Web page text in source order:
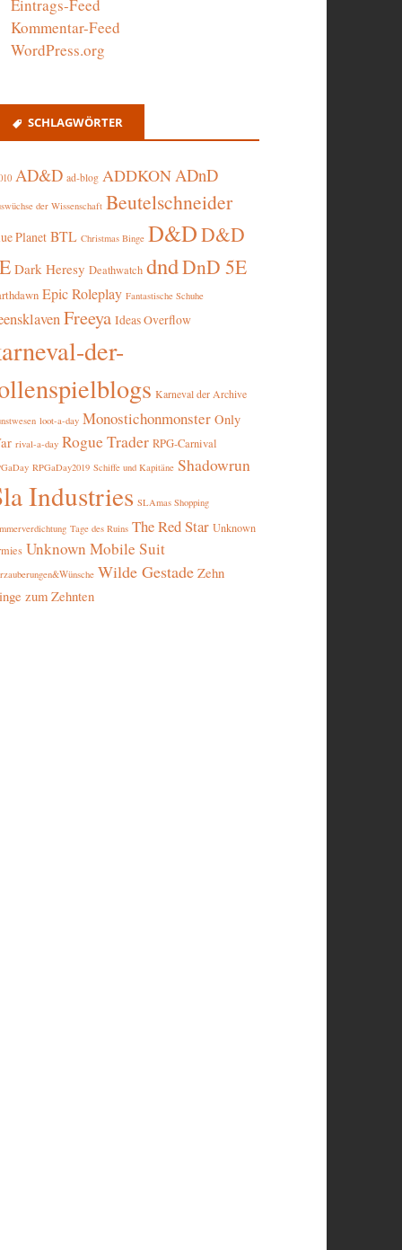
Eintrags-Feed
Kommentar-Feed
WordPress.org
SCHLAGWÖRTER
AD&D ad-blog ADDKONADnD
der Wissenschaft Beutelschneider
Planet BTL Christmas Binge D&DD&D
Dark Heresy Deathwatch dndDnD 5E
Epic Roleplay Fantastische Schuhe
Freeya Ideas Overflow
der-
Karneval der Archive
loot-a-day Monostichonmonster Only
rival-a-day Rogue Trader RPG-Carnival
RPGaDay2019 Schiffe und Kapitäne Shadowrun
Industries SLAmas Shopping
Tage des Ruins The Red Star Unknown
Unknown Mobile Suit
Wilde Gestade Zehn
zum Zehnten